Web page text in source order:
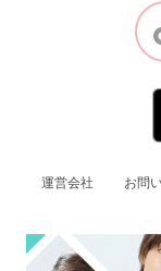
運営会社 お問